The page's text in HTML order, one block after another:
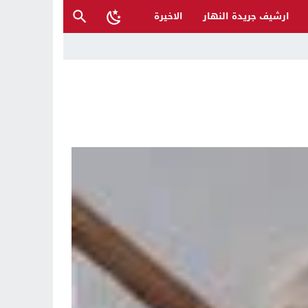
ارشيف جريدة النهار
الاخيرة